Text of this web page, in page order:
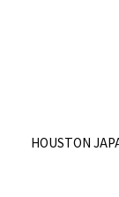
HOUSTON